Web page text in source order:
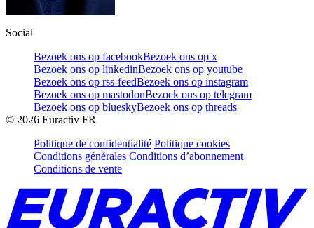
Social
Bezoek ons op facebookBezoek ons op x
Bezoek ons op linkedinBezoek ons op youtube
Bezoek ons op rss-feedBezoek ons op instagram
Bezoek ons op mastodonBezoek ons op telegram
Bezoek ons op blueskyBezoek ons op threads
© 2026 Euractiv FR
Politique de confidentialité Politique cookies
Conditions générales Conditions d’abonnement
Conditions de vente